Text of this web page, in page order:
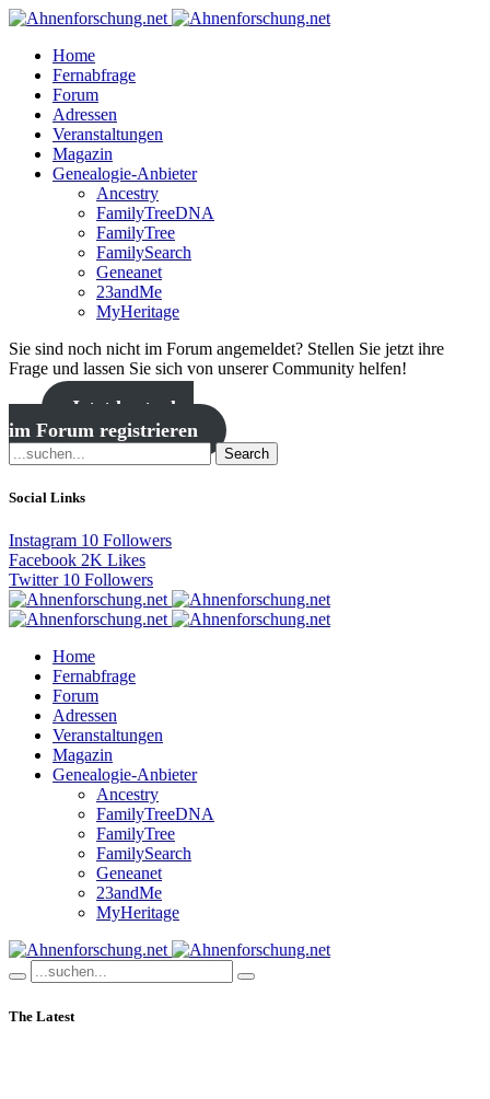
Home
Fernabfrage
Forum
Adressen
Veranstaltungen
Magazin
Genealogie-Anbieter
Ancestry
FamilyTreeDNA
FamilyTree
FamilySearch
Geneanet
23andMe
MyHeritage
Sie sind noch nicht im Forum angemeldet? Stellen Sie jetzt ihre
Frage und lassen Sie sich von unserer Community helfen!
Jetzt kostenlos
im Forum registrieren
Search
Social Links
Instagram 10 Followers
Facebook 2K Likes
Twitter 10 Followers
Home
Fernabfrage
Forum
Adressen
Veranstaltungen
Magazin
Genealogie-Anbieter
Ancestry
FamilyTreeDNA
FamilyTree
FamilySearch
Geneanet
23andMe
MyHeritage
The Latest